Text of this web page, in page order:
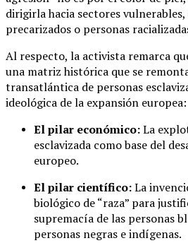
dirigirla hacia sectores
precarizados o personas
Al respecto, la activista remarca
una matriz histórica que se
transatlántica de personas
ideológica de la expansión europea:
El pilar económico:La
esclavizada como base del
europeo.
El pilar científico:La
biológico de “raza” para
supremacía de las personas
personas negras e indígenas.